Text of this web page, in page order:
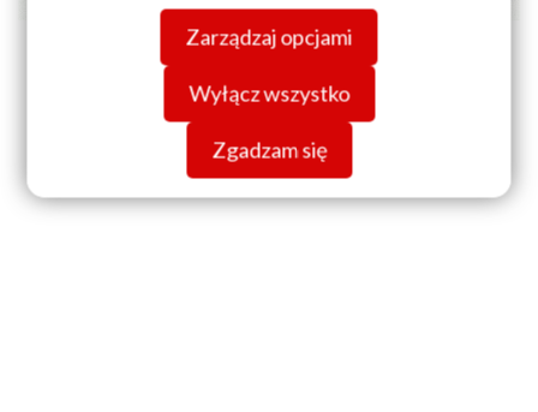
swojej przeglądarki. Więcej informacji o przetwarzaniu
danych znajdziesz wPolityce prywatności.
Zarządzaj opcjami
Wyłącz wszystko
Zgadzam się